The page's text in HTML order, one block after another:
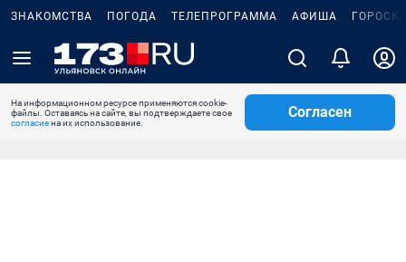
ЗНАКОМСТВА ПОГОДА ТЕЛЕПРОГРАММА АФИША
На информационном ресурсе применяются cookie-
файлы. Оставаясь на сайте, вы подтверждаете свое
согласиена их использование.
Согласен